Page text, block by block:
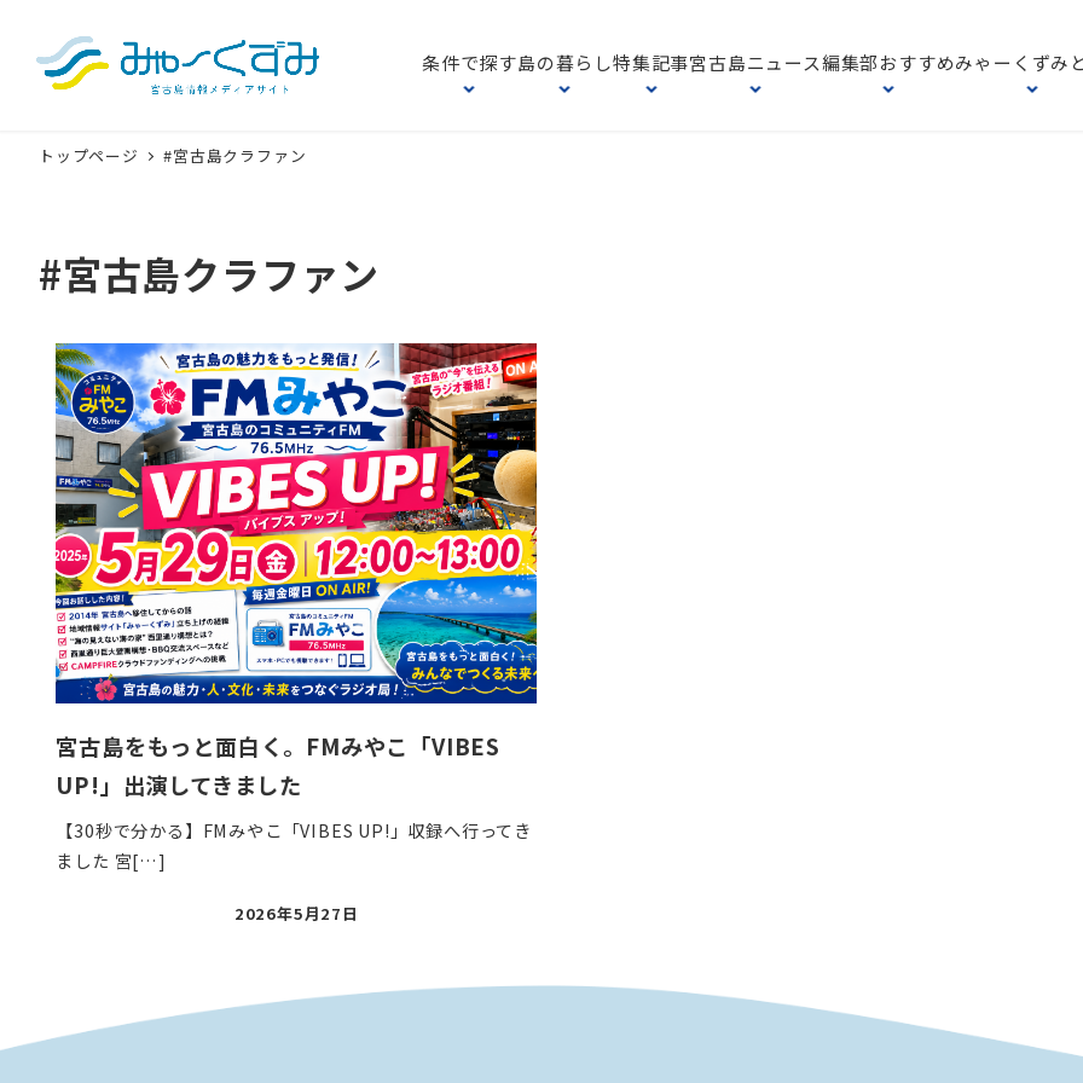
条件で探す島の暮らし特集記事宮古島ニュース編集部おすすめみゃーくずみ
トップページ #宮古島クラファン
#宮古島クラファン
宮古島をもっと面白く。FMみやこ「VIBES
UP!」出演してきました
【30秒で分かる】FMみやこ「VIBES UP!」収録へ行ってき
ました 宮[…]
投
2026年5月27日